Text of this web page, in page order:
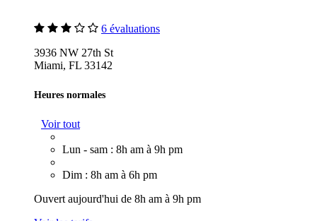
6 évaluations
3936 NW 27th St
Miami, FL 33142
Heures normales
Voir tout
Lun - sam : 8h am à 9h pm
Dim : 8h am à 6h pm
Ouvert aujourd'hui de 8h am à 9h pm